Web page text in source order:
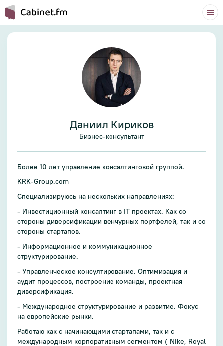
Даниил Кириков
Бизнес-консультант
Более 10 лет управление консалтинговой группой.
KRK-Group.com
Специализируюсь на нескольких направлениях:
- Инвестиционный консалтинг в IT проектах. Как со
стороны диверсификации венчурных портфелей, так и со
стороны стартапов.
- Информационное и коммуникационное
структурирование.
- Управленческое консултирование. Оптимизация и
аудит процессов, построение команды, проектная
диверсификация.
- Международное структурирование и развитие. Фокус
на европейские рынки.
Работаю как с начинающими стартапами, так и с
международным корпоративным сегментом ( Nike, Royal